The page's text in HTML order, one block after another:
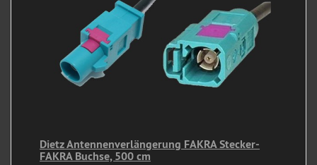
Dietz Antennenverlängerung FAKRA Stecker-
FAKRA Buchse, 500 cm